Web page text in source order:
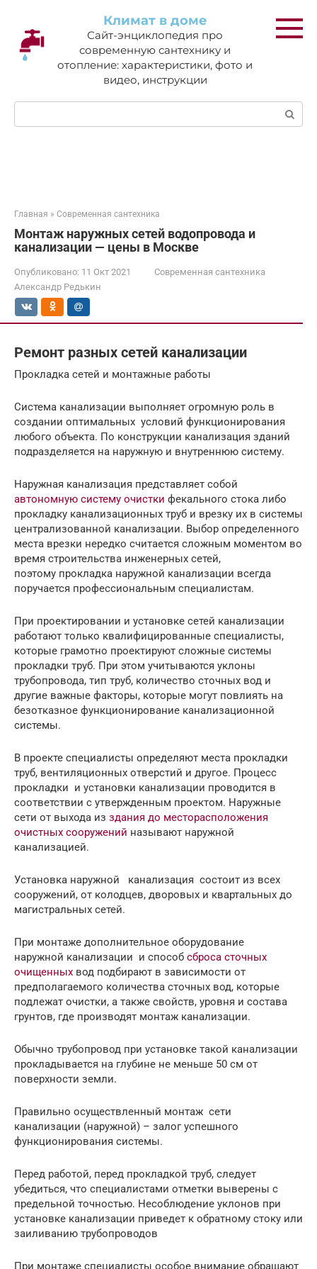
контенту
Климат в доме
Сайт-энциклопедия про
современную сантехнику и
отопление: характеристики, фото и
видео, инструкции
Поиск:
Главная » Современная сантехника
Монтаж наружных сетей водопровода и
канализации — цены в Москве
Опубликовано: 11 Окт 2021
Современная сантехника
Александр Редькин
Ремонт разных сетей канализации
Прокладка сетей и монтажные работы
Система канализации выполняет огромную роль в
создании оптимальных условий функционирования
любого объекта. По конструкции канализация зданий
подразделяется на наружную и внутреннюю систему.
Наружная канализация представляет собой
автономную систему очистки фекального стока либо
прокладку канализационных труб и врезку их в системы
централизованной канализации. Выбор определенного
места врезки нередко считается сложным моментом во
время строительства инженерных сетей,
поэтому прокладка наружной канализации всегда
поручается профессиональным специалистам.
При проектировании и установке сетей канализации
работают только квалифицированные специалисты,
которые грамотно проектируют сложные системы
прокладки труб. При этом учитываются уклоны
трубопровода, тип труб, количество сточных вод и
другие важные факторы, которые могут повлиять на
безотказное функционирование канализационной
системы.
В проекте специалисты определяют места прокладки
труб, вентиляционных отверстий и другое. Процесс
прокладки и установки канализации проводится в
соответствии с утвержденным проектом. Наружные
сети от выхода из здания до месторасположения
очистных сооружений называют наружной
канализацией.
Установка наружной канализация состоит из всех
сооружений, от колодцев, дворовых и квартальных до
магистральных сетей.
При монтаже дополнительное оборудование
наружной канализации и способ сброса сточных
очищенных вод подбирают в зависимости от
предполагаемого количества сточных вод, которые
подлежат очистки, а также свойств, уровня и состава
грунтов, где производят монтаж канализации.
Обычно трубопровод при установке такой канализации
прокладывается на глубине не меньше 50 см от
поверхности земли.
Правильно осуществленный монтаж сети
канализации (наружной) – залог успешного
функционирования системы.
Перед работой, перед прокладкой труб, следует
убедиться, что специалистами отметки выверены с
предельной точностью. Несоблюдение уклонов при
установке канализации приведет к обратному стоку или
заиливанию трубопроводов
При монтаже специалисты особое внимание обращают